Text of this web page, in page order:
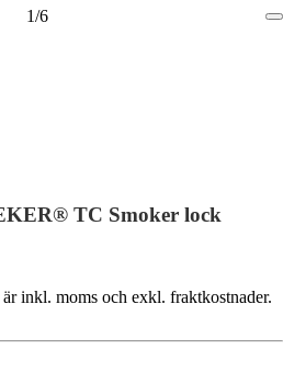
1/6
TC Smoker lock
inkl. moms och exkl. fraktkostnader.